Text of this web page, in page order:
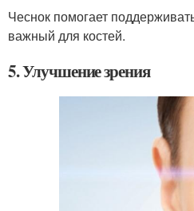
Чеснок помогает
важный для костей.
5. Улучшение зрения